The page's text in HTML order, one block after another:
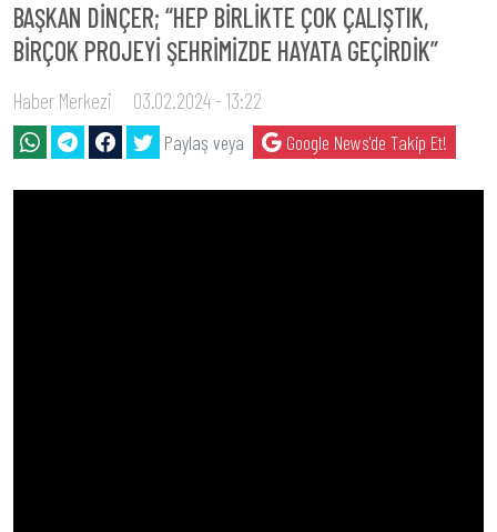
BAŞKAN DİNÇER; “HEP BİRLİKTE ÇOK ÇALIŞTIK,
BİRÇOK PROJEYİ ŞEHRİMİZDE HAYATA GEÇİRDİK”
Haber Merkezi 03.02.2024 - 13:22
Paylaş veya Google News'de Takip Et!